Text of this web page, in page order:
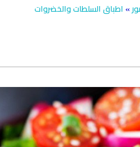
» اطباق السلطات والخضروات